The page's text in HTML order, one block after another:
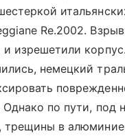
Re.2002.
и изрешетили
немецкий
по пути, под
трещины в